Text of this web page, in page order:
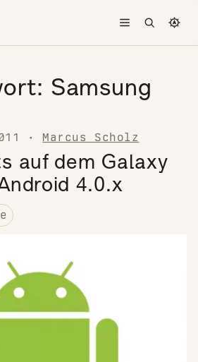
Toggle menu
Open
Samsung
· Marcus Scholz
auf dem Galaxy
4.0.x